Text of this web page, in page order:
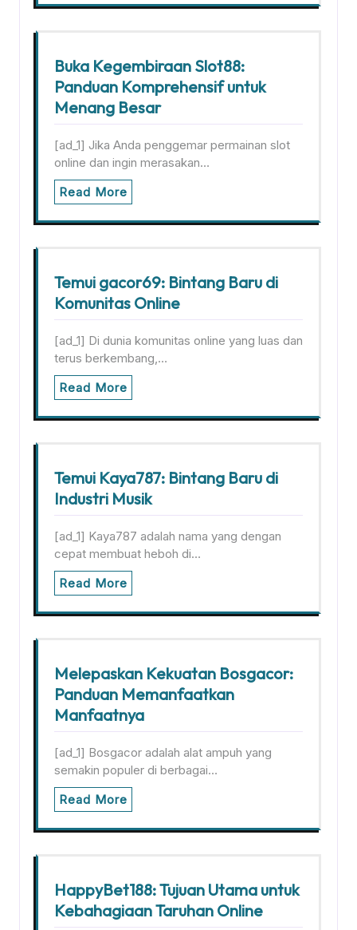
Buka Kegembiraan Slot88:
Panduan Komprehensif untuk
Menang Besar
[ad_1] Jika Anda penggemar permainan slot
online dan ingin merasakan…
Read More
Temui gacor69: Bintang Baru di
Komunitas Online
[ad_1] Di dunia komunitas online yang luas dan
terus berkembang,…
Read More
Temui Kaya787: Bintang Baru di
Industri Musik
[ad_1] Kaya787 adalah nama yang dengan
cepat membuat heboh di…
Read More
Melepaskan Kekuatan Bosgacor:
Panduan Memanfaatkan
Manfaatnya
[ad_1] Bosgacor adalah alat ampuh yang
semakin populer di berbagai…
Read More
HappyBet188: Tujuan Utama untuk
Kebahagiaan Taruhan Online